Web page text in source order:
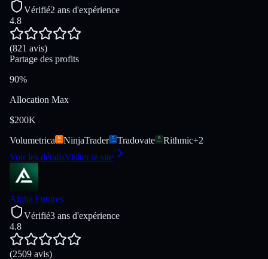
Vérifié2 ans d'expérience
4.8
(821 avis)
Partage des profits
90%
Allocation Max
$200K
Volumetrica
NinjaTrader Tradovate Rithmic+2
Voir les détailsVisiter le site
Alpha Futures
Vérifié3 ans d'expérience
4.8
(2509 avis)